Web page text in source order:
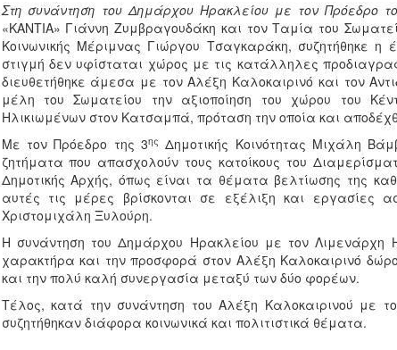
Στη συνάντηση του Δημάρχου Ηρακλείου με τον Πρόεδρο
«ΚΑΝΤΙΑ» Γιάννη Ζυμβραγουδάκη και τον Ταμία του
Κοινωνικής Μέριμνας Γιώργου Τσαγκαράκη, συζητήθηκε
στιγμή δεν υφίσταται χώρος με τις κατάλληλες
διευθετήθηκε άμεσα με τον Αλέξη Καλοκαιρινό και τον
μέλη του Σωματείου την αξιοποίηση του χώρου του
Ηλικιωμένων στον Κατσαμπά, πρόταση την οποία και
Με τον Πρόεδρο της 3ης Δημοτικής Κοινότητας Μιχάλη
ζητήματα που απασχολούν τους κατοίκους του
Δημοτικής Αρχής, όπως είναι τα θέματα βελτίωσης της
αυτές τις μέρες βρίσκονται σε εξέλιξη και εργασίες
Χριστομιχάλη Ξυλούρη.
Η συνάντηση του Δημάρχου Ηρακλείου με τον Λιμενάρχη
χαρακτήρα και την προσφορά στον Αλέξη Καλοκαιρινό
και την πολύ καλή συνεργασία μεταξύ των δύο φορέων.
Τέλος, κατά την συνάντηση του Αλέξη Καλοκαιρινού με
συζητήθηκαν διάφορα κοινωνικά και πολιτιστικά θέματα.